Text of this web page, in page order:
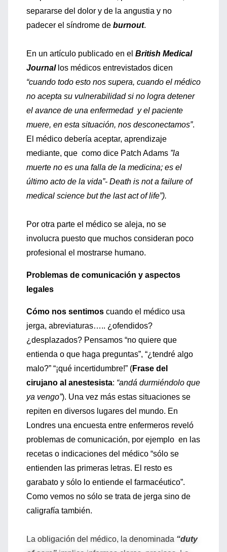
separarse del dolor y de la angustia y no
padecer el síndrome de burnout.
En un artículo publicado en el British Medical
Journallos médicos entrevistados dicen
“cuando todo esto nos supera, cuando el médico
no acepta su vulnerabilidad si no logra detener
el avance de una enfermedad y el paciente
muere, en esta situación, nos desconectamos”.
El médico debería aceptar, aprendizaje
mediante, que como dice Patch Adams ”la
muerte no es una falla de la medicina; es el
último acto de la vida”- Death is not a failure of
medical science but the last act of life”).
Por otra parte el médico se aleja, no se
involucra puesto que muchos consideran poco
profesional el mostrarse humano.
Problemas de comunicación y aspectos
legales
Cómo nos sentimos cuando el médico usa
jerga, abreviaturas….. ¿ofendidos?
¿desplazados? Pensamos “no quiere que
entienda o que haga preguntas”, “¿tendré algo
malo?” “¡qué incertidumbre!” (Frase del
cirujano al anestesista: “andá durmiéndolo que
ya vengo”). Una vez más estas situaciones se
repiten en diversos lugares del mundo. En
Londres una encuesta entre enfermeros reveló
problemas de comunicación, por ejemplo en las
recetas o indicaciones del médico “sólo se
entienden las primeras letras. El resto es
garabato y sólo lo entiende el farmacéutico”.
Como vemos no sólo se trata de jerga sino de
caligrafía también.
La obligación del médico, la denominada “duty